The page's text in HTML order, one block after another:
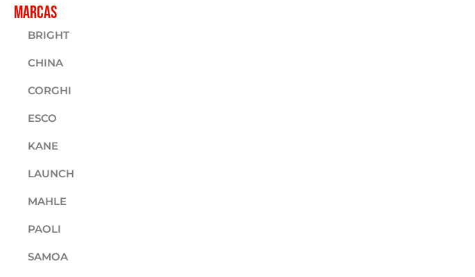
Marcas
BRIGHT
CHINA
CORGHI
ESCO
KANE
LAUNCH
MAHLE
PAOLI
SAMOA